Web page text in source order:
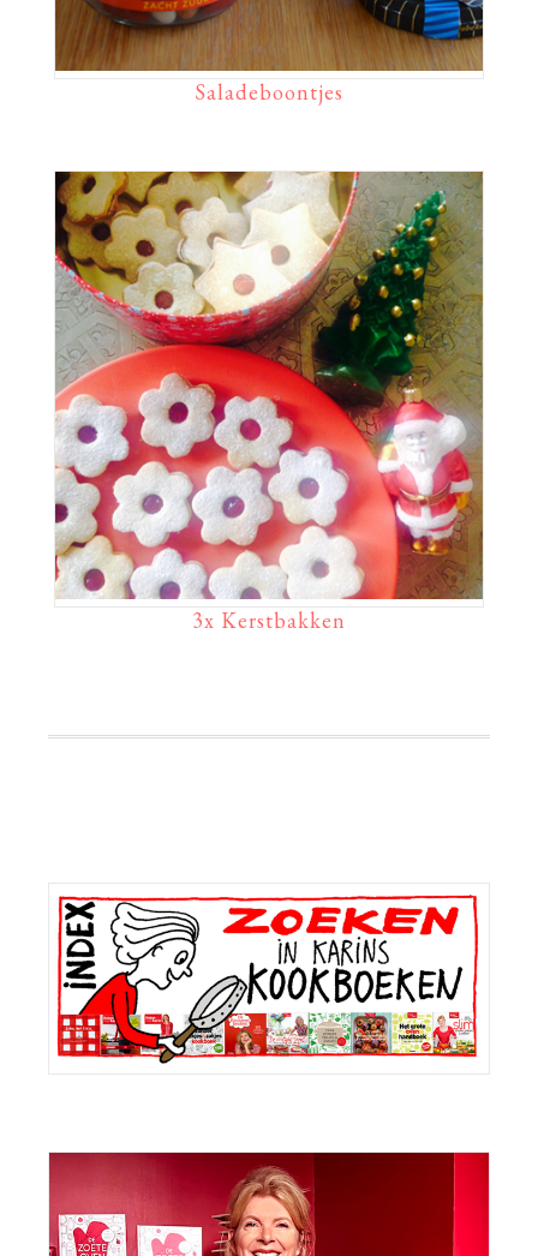
Saladeboontjes
3x Kerstbakken
Primaire
Sidebar